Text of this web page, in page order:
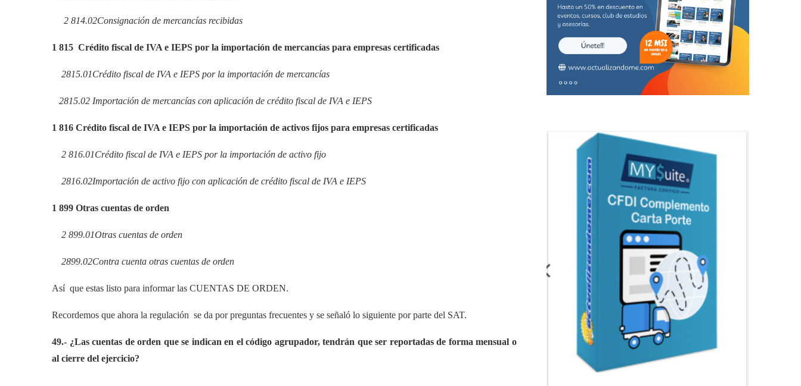
2 814.02Consignación de mercancías recibidas
1 815 Crédito fiscal de IVA e IEPS por la importación de mercancías para empresas certificadas
2815.01Crédito fiscal de IVA e IEPS por la importación de mercancías
2815.02 Importación de mercancías con aplicación de crédito fiscal de IVA e IEPS
1 816 Crédito fiscal de IVA e IEPS por la importación de activos fijos para empresas certificadas
2 816.01Crédito fiscal de IVA e IEPS por la importación de activo fijo
2816.02Importación de activo fijo con aplicación de crédito fiscal de IVA e IEPS
1 899 Otras cuentas de orden
2 899.01Otras cuentas de orden
2899.02Contra cuenta otras cuentas de orden
Así que estas listo para informar las CUENTAS DE ORDEN.
Recordemos que ahora la regulación se da por preguntas frecuentes y se señaló lo siguiente por parte del SAT.
49.- ¿Las cuentas de orden que se indican en el código agrupador, tendrán que ser reportadas de forma mensual o
al cierre del ejercicio?